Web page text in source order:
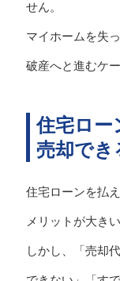
せん。
マイホームを失
破産へと進むケ
住宅ロー
売却でき
住宅ローンを払
メリットが大き
しかし、「売却